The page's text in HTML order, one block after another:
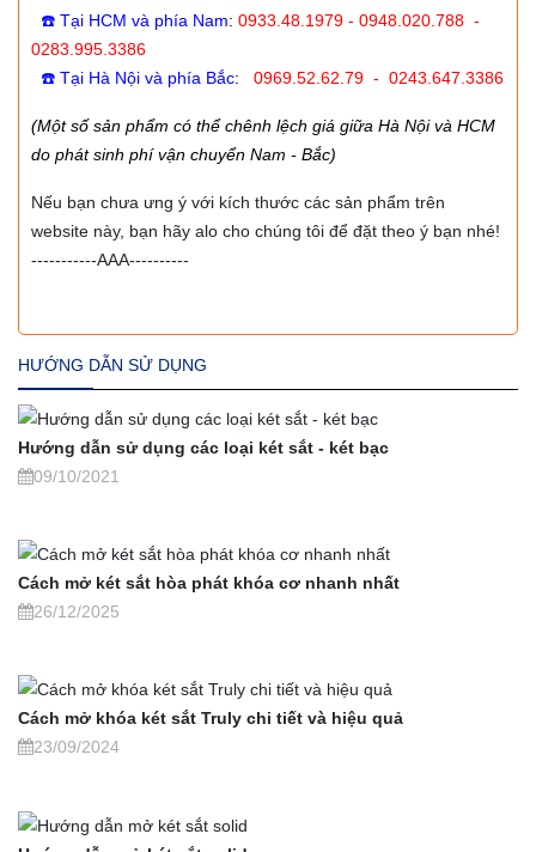
☎️ Tại HCM và phía Nam: 0933.48.1979 - 0948.020.788 -
0283.995.3386
☎️ Tại Hà Nội và phía Bắc: 0969.52.62.79 - 0243.647.3386
(Một số sản phẩm có thể chênh lệch giá giữa Hà Nội và HCM
do phát sinh phí vận chuyển Nam - Bắc)
Nếu bạn chưa ưng ý với kích thước các sản phẩm trên
website này, bạn hãy alo cho chúng tôi để đặt theo ý bạn nhé!
-----------AAA----------
HƯỚNG DẪN SỬ DỤNG
Hướng dẫn sử dụng các loại két sắt - két bạc
09/10/2021
Cách mở két sắt hòa phát khóa cơ nhanh nhất
26/12/2025
Cách mở khóa két sắt Truly chi tiết và hiệu quả
23/09/2024